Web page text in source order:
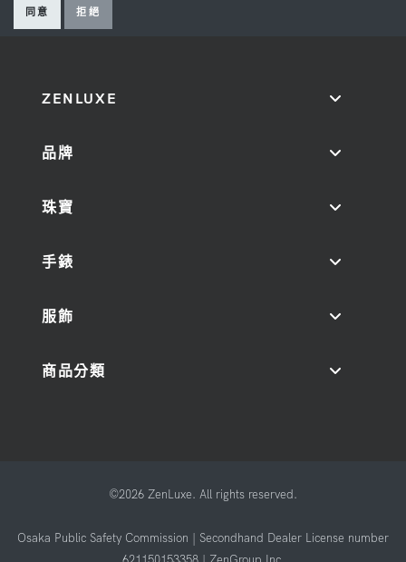
同意 拒絕
ZENLUXE
品牌
珠寶
手錶
服飾
商品分類
©2026 ZenLuxe. All rights reserved.
Osaka Public Safety Commission | Secondhand Dealer License number